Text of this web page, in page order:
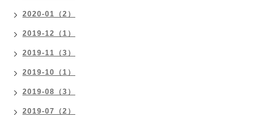
2020-01（2）
2019-12（1）
2019-11（3）
2019-10（1）
2019-08（3）
2019-07（2）